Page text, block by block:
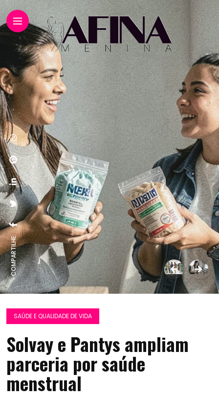
COMPARTILHE:
SAÚDE E QUALIDADE DE VIDA
Solvay e Pantys ampliam
parceria por saúde
menstrual